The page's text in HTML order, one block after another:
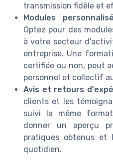
transmission fidèle et
Modules
Optez pour des
à votre secteur
entreprise. Une
certifiée ou non, peut
personnel et collectif
Avis et retours
clients et les
suivi la même
donner un aperçu
pratiques obtenus et
quotidien.